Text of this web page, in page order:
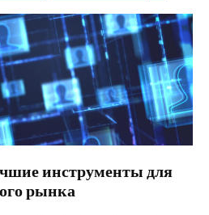
инструменты для
рынка